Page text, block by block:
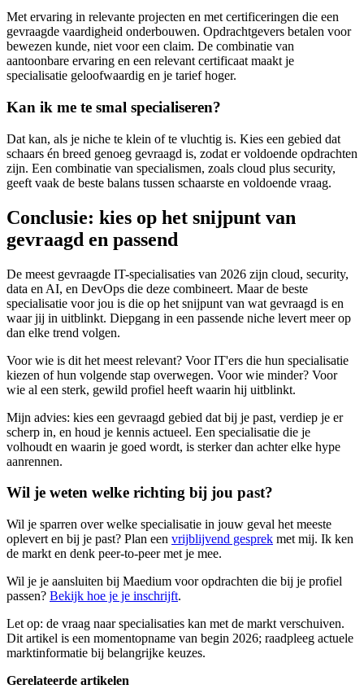
Met ervaring in relevante projecten en met certificeringen die een
gevraagde vaardigheid onderbouwen. Opdrachtgevers betalen voor
bewezen kunde, niet voor een claim. De combinatie van
aantoonbare ervaring en een relevant certificaat maakt je
specialisatie geloofwaardig en je tarief hoger.
Kan ik me te smal specialiseren?
Dat kan, als je niche te klein of te vluchtig is. Kies een gebied dat
schaars én breed genoeg gevraagd is, zodat er voldoende opdrachten
zijn. Een combinatie van specialismen, zoals cloud plus security,
geeft vaak de beste balans tussen schaarste en voldoende vraag.
Conclusie: kies op het snijpunt van
gevraagd en passend
De meest gevraagde IT-specialisaties van 2026 zijn cloud, security,
data en AI, en DevOps die deze combineert. Maar de beste
specialisatie voor jou is die op het snijpunt van wat gevraagd is en
waar jij in uitblinkt. Diepgang in een passende niche levert meer op
dan elke trend volgen.
Voor wie is dit het meest relevant? Voor IT'ers die hun specialisatie
kiezen of hun volgende stap overwegen. Voor wie minder? Voor
wie al een sterk, gewild profiel heeft waarin hij uitblinkt.
Mijn advies: kies een gevraagd gebied dat bij je past, verdiep je er
scherp in, en houd je kennis actueel. Een specialisatie die je
volhoudt en waarin je goed wordt, is sterker dan achter elke hype
aanrennen.
Wil je weten welke richting bij jou past?
Wil je sparren over welke specialisatie in jouw geval het meeste
oplevert en bij je past? Plan een vrijblijvend gesprek met mij. Ik ken
de markt en denk peer-to-peer met je mee.
Wil je je aansluiten bij Maedium voor opdrachten die bij je profiel
passen? Bekijk hoe je je inschrijft.
Let op: de vraag naar specialisaties kan met de markt verschuiven.
Dit artikel is een momentopname van begin 2026; raadpleeg actuele
marktinformatie bij belangrijke keuzes.
Gerelateerde artikelen